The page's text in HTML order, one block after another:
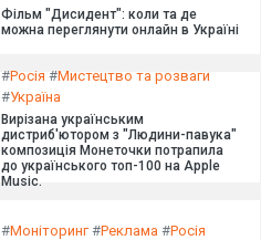
Фільм "Дисидент": коли та де
можна переглянути онлайн в Україні
#Росія #Мистецтво та розваги
#Україна
Вирізана українським
дистриб'ютором з "Людини-павука"
композиція Монеточки потрапила
до українського топ-100 на Apple
Music.
#Моніторинг#Реклама #Росія